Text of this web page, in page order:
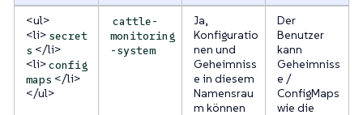
<ul>
<li> secret
s </li>
<li> config
maps </li>
</ul>
cattle-
monitoring
-system
Ja,
Konfiguratio
nen und
Geheimniss
e in diesem
Namensrau
m können
Der
Benutzer
kann
Geheimniss
e /
ConfigMaps
wie die